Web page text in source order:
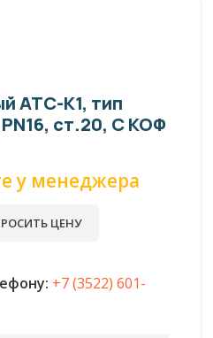
АТС-К1, тип
ст.20, С КОФ
у менеджера
ЦЕНУ
+7 (3522) 601-